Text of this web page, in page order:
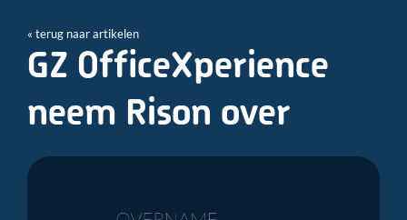
« terug naar artikelen
GZ OfficeXperience
neem Rison over